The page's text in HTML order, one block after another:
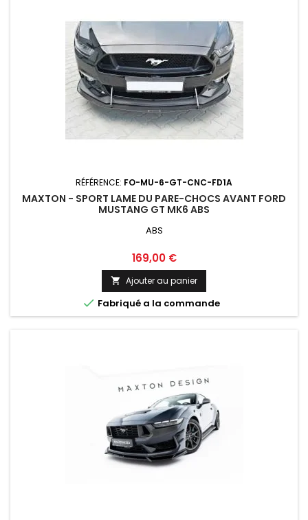
RÉFÉRENCE: FO-MU-6-GT-CNC-FD1A
MAXTON - SPORT LAME DU PARE-CHOCS AVANT FORD
MUSTANG GT MK6 ABS
ABS
Prix
169,00 €
 Ajouter au panier
 Fabriqué a la commande